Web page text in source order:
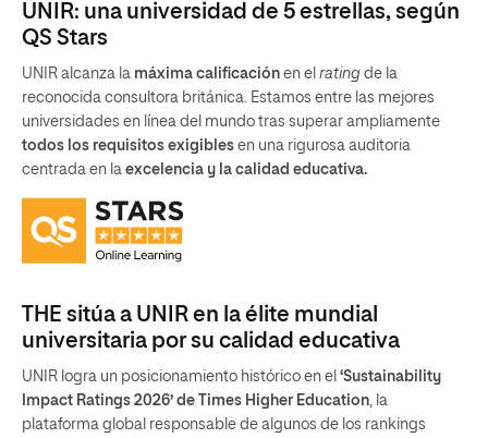
UNIR: una universidad de 5 estrellas, según
QS Stars
UNIR alcanza la máxima calificación en el rating de la
reconocida consultora británica. Estamos entre las mejores
universidades en línea del mundo tras superar ampliamente
todos los requisitos exigibles en una rigurosa auditoria
centrada en la excelencia y la calidad educativa.
THE sitúa a UNIR en la élite mundial
universitaria por su calidad educativa
UNIR logra un posicionamiento histórico en el ‘Sustainability
Impact Ratings 2026’ de Times Higher Education, la
plataforma global responsable de algunos de los rankings